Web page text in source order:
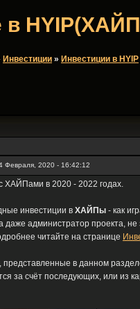
в
Инвестиции » Инвестиции в HYIP
Февраля, 2020 - 16:42:12
ХАЙПами в 2020 - 2022 годах.
инвестиции в ХАЙПы - как
даже администратор проекта,
читайте на странице
представленные в данном
за счёт последующих, или из